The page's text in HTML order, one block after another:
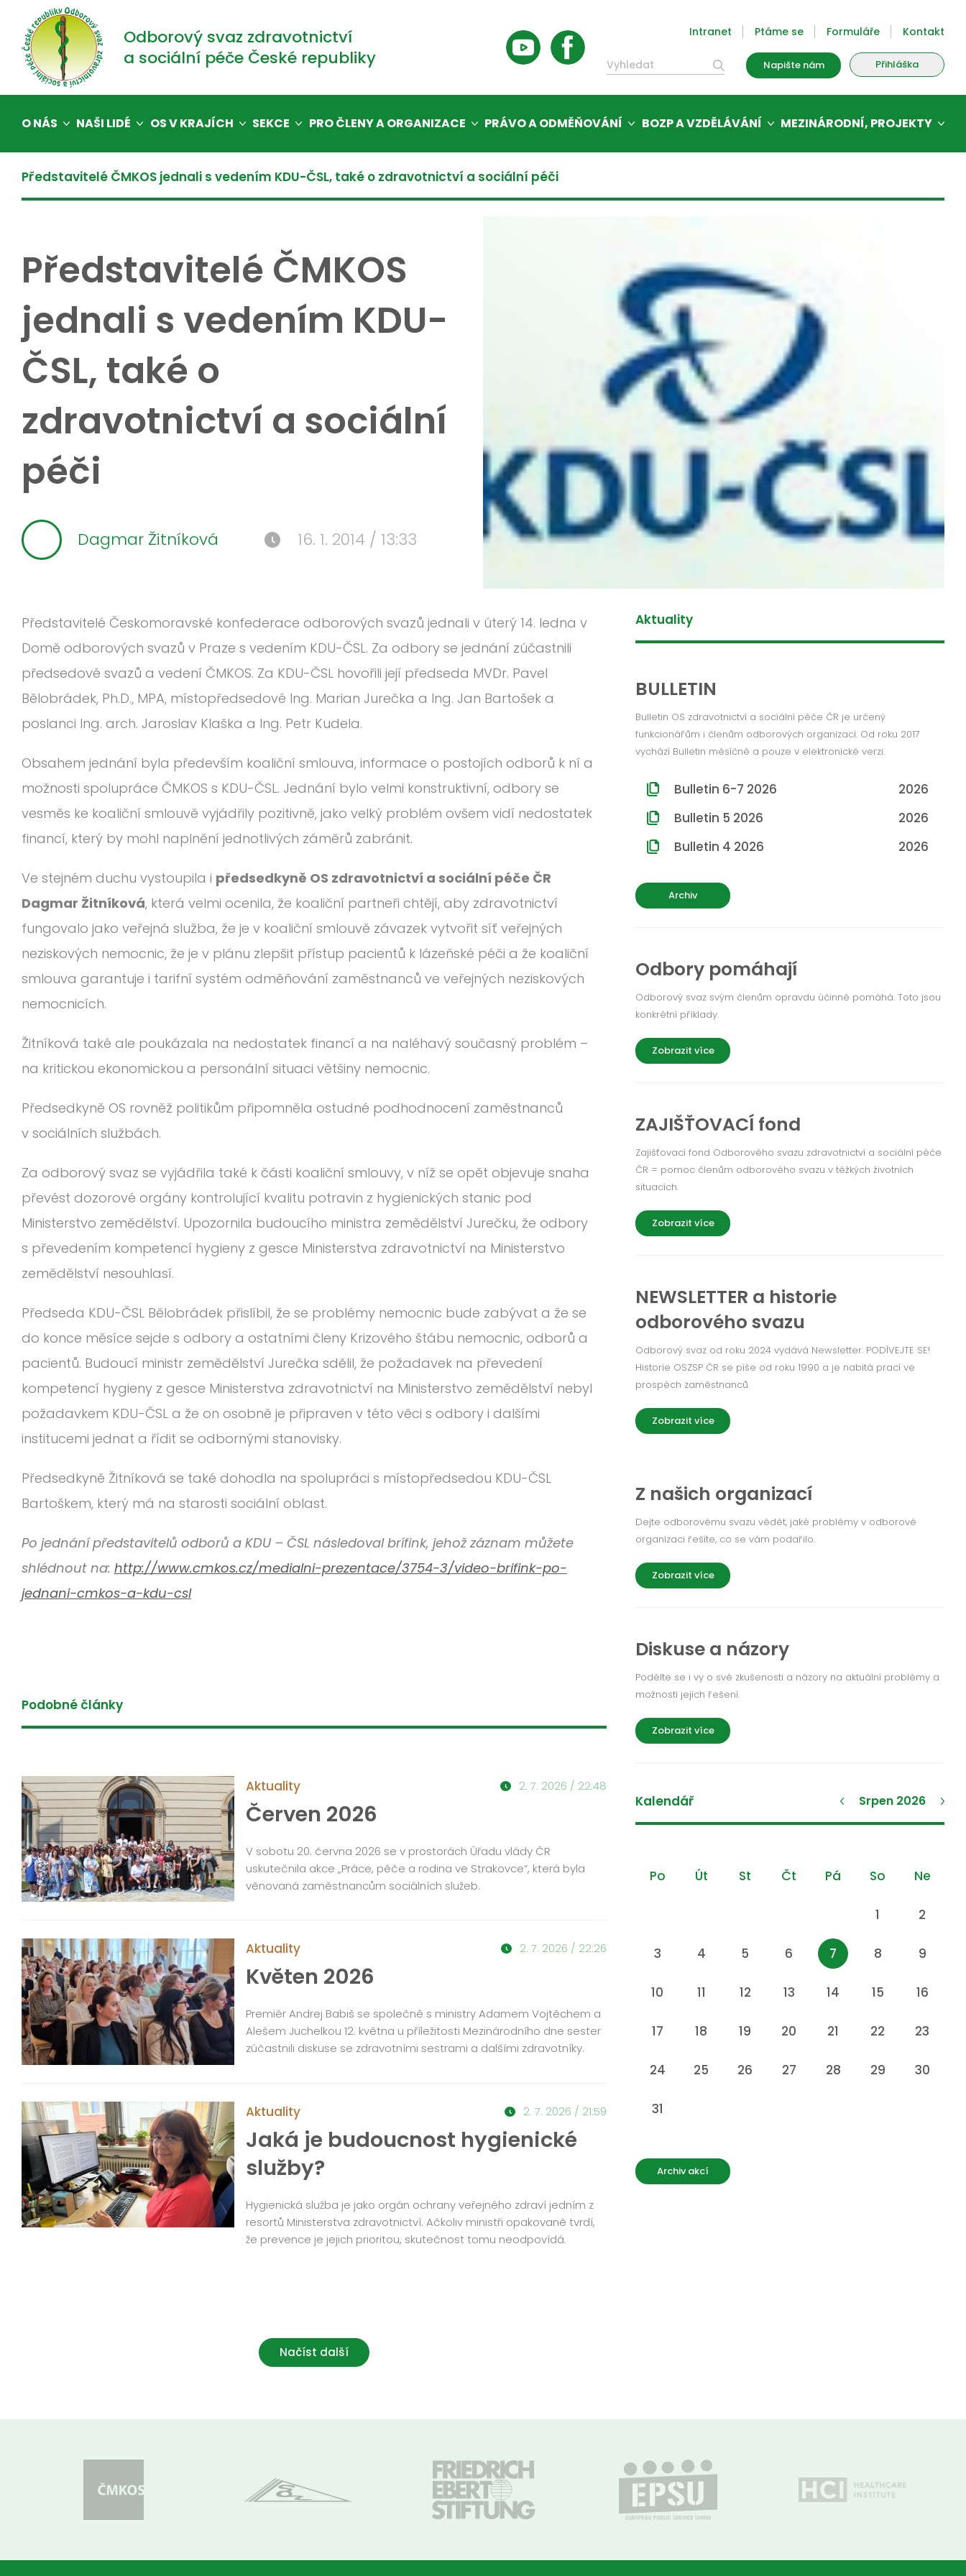
Představitelé ČMKOS jednali s vedením KDU-ČSL, také o zdravotnictví a sociální péči
Představitelé ČMKOS
jednali s vedením KDU-
ČSL, také o
zdravotnictví a sociální
péči
Dagmar Žitníková 16. 1. 2014 / 13:33
Představitelé Českomoravské konfederace odborových svazů jednali v úterý 14. ledna v
Domě odborových svazů v Praze s vedením KDU-ČSL. Za odbory se jednání zúčastnili
předsedové svazů a vedení ČMKOS. Za KDU-ČSL hovořili její předseda MVDr. Pavel
Bělobrádek, Ph.D., MPA, místopředsedové Ing. Marian Jurečka a Ing. Jan Bartošek a
poslanci Ing. arch. Jaroslav Klaška a Ing. Petr Kudela.
Obsahem jednání byla především koaliční smlouva, informace o postojích odborů k ní a
možnosti spolupráce ČMKOS s KDU-ČSL. Jednání bylo velmi konstruktivní, odbory se
vesměs ke koaliční smlouvě vyjádřily pozitivně, jako velký problém ovšem vidí nedostatek
financí, který by mohl naplnění jednotlivých záměrů zabránit.
Ve stejném duchu vystoupila i předsedkyně OS zdravotnictví a sociální péče ČR
Dagmar Žitníková, která velmi ocenila, že koaliční partneři chtějí, aby zdravotnictví
fungovalo jako veřejná služba, že je v koaliční smlouvě závazek vytvořit síť veřejných
neziskových nemocnic, že je v plánu zlepšit přístup pacientů k lázeňské péči a že koaliční
smlouva garantuje i tarifní systém odměňování zaměstnanců ve veřejných neziskových
nemocnicích.
Žitníková také ale poukázala na nedostatek financí a na naléhavý současný problém –
na kritickou ekonomickou a personální situaci většiny nemocnic.
Předsedkyně OS rovněž politikům připomněla ostudné podhodnocení zaměstnanců
v sociálních službách.
Za odborový svaz se vyjádřila také k části koaliční smlouvy, v níž se opět objevuje snaha
převést dozorové orgány kontrolující kvalitu potravin z hygienických stanic pod
Ministerstvo zemědělství. Upozornila budoucího ministra zemědělství Jurečku, že odbory
s převedením kompetencí hygieny z gesce Ministerstva zdravotnictví na Ministerstvo
zemědělství nesouhlasí.
Předseda KDU-ČSL Bělobrádek přislíbil, že se problémy nemocnic bude zabývat a že se
do konce měsíce sejde s odbory a ostatními členy Krizového štábu nemocnic, odborů a
pacientů. Budoucí ministr zemědělství Jurečka sdělil, že požadavek na převedení
kompetencí hygieny z gesce Ministerstva zdravotnictví na Ministerstvo zemědělství nebyl
požadavkem KDU-ČSL a že on osobně je připraven v této věci s odbory i dalšími
institucemi jednat a řídit se odbornými stanovisky.
Předsedkyně Žitníková se také dohodla na spolupráci s místopředsedou KDU-ČSL
Bartoškem, který má na starosti sociální oblast.
Po jednání představitelů odborů a KDU – ČSL následoval brífink, jehož záznam můžete
shlédnout na: http://www.cmkos.cz/medialni-prezentace/3754-3/video-brifink-po-
jednani-cmkos-a-kdu-csl
Podobné články
Aktuality 2. 7. 2026 / 22:48
Červen 2026
V sobotu 20. června 2026 se v prostorách Úřadu vlády ČR
uskutečnila akce „Práce, péče a rodina ve Strakovce“, která byla
věnovaná zaměstnancům sociálních služeb.
Aktuality 2. 7. 2026 / 22:26
Květen 2026
Premiér Andrej Babiš se společně s ministry Adamem Vojtěchem a
Alešem Juchelkou 12. května u příležitosti Mezinárodního dne sester
zúčastnili diskuse se zdravotními sestrami a dalšími zdravotníky.
Aktuality 2. 7. 2026 / 21:59
Jaká je budoucnost hygienické
služby?
Hygienická služba je jako orgán ochrany veřejného zdraví jedním z
resortů Ministerstva zdravotnictví. Ačkoliv ministři opakovaně tvrdí,
že prevence je jejich prioritou, skutečnost tomu neodpovídá.
Načíst další
Aktuality
BULLETIN
Bulletin OS zdravotnictví a sociální péče ČR je určený
funkcionářům i členům odborových organizací. Od roku 2017
vychází Bulletin měsíčně a pouze v elektronické verzi.
Bulletin 6-7 2026
2026
Bulletin 5 2026
2026
Bulletin 4 2026
2026
Archiv
Odbory pomáhají
Odborový svaz svým členům opravdu účinně pomáhá. Toto jsou
konkrétní příklady.
Zobrazit více
ZAJIŠŤOVACÍ fond
Zajišťovací fond Odborového svazu zdravotnictví a sociální péče
ČR = pomoc členům odborového svazu v těžkých životních
situacích.
Zobrazit více
NEWSLETTER a historie
odborového svazu
Odborový svaz od roku 2024 vydává Newsletter. PODÍVEJTE SE!
Historie OSZSP ČR se píše od roku 1990 a je nabitá prací ve
prospěch zaměstnanců.
Zobrazit více
Z našich organizací
Dejte odborovému svazu vědět, jaké problémy v odborové
organizaci řešíte, co se vám podařilo.
Zobrazit více
Diskuse a názory
Podělte se i vy o své zkušenosti a názory na aktuální problémy a
možnosti jejich řešení.
Zobrazit více
Kalendář Srpen 2026
Po Út St Čt Pá So Ne
1 2
3 4 5 6 7 8 9
10 11 12 13 14 15 16
17 18 19 20 21 22 23
24 25 26 27 28 29 30
31
Archiv akcí
Odborový svaz zdravotnictví
a sociální péče České republiky
Intranet Ptáme se Formuláře Kontakt
Napište nám Přihláška
O NÁS NAŠI LIDÉ OS V KRAJÍCH SEKCE PRO ČLENY A ORGANIZACE PRÁVO A ODMĚŇOVÁNÍ BOZP A VZDĚLÁVÁNÍ MEZINÁRODNÍ, PROJEKTY